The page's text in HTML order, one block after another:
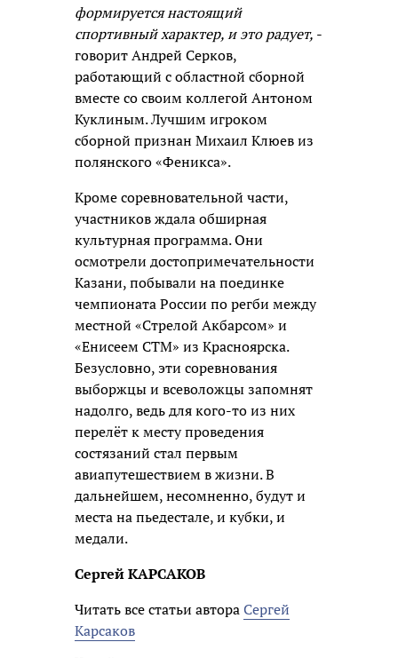
формируется настоящий
спортивный характер, и это радует, -
говорит Андрей Серков,
работающий с областной сборной
вместе со своим коллегой Антоном
Куклиным. Лучшим игроком
сборной признан Михаил Клюев из
полянского «Феникса».
Кроме соревновательной части,
участников ждала обширная
культурная программа. Они
осмотрели достопримечательности
Казани, побывали на поединке
чемпионата России по регби между
местной «Стрелой Акбарсом» и
«Енисеем СТМ» из Красноярска.
Безусловно, эти соревнования
выборжцы и всеволожцы запомнят
надолго, ведь для кого-то из них
перелёт к месту проведения
состязаний стал первым
авиапутешествием в жизни. В
дальнейшем, несомненно, будут и
места на пьедестале, и кубки, и
медали.
Сергей КАРСАКОВ
Читать все статьи автораСергей
Карсаков